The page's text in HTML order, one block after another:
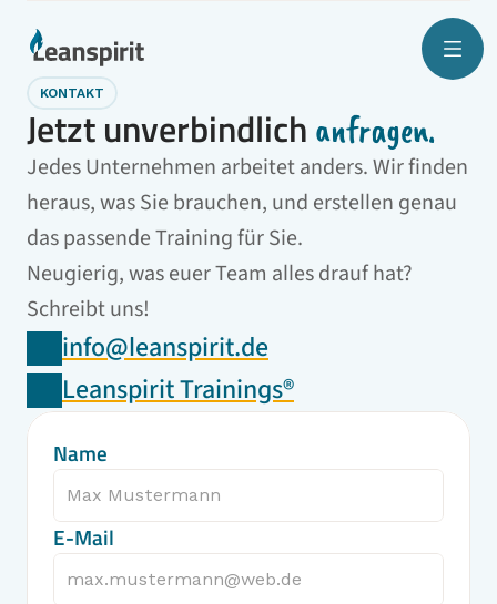
KONTAKT
Jetzt unverbindlich anfragen.
Jedes Unternehmen arbeitet anders. Wir finden
heraus, was Sie brauchen, und erstellen genau
das passende Training für Sie.
Neugierig, was euer Team alles drauf hat?
Schreibt uns!
info@leanspirit.de
Leanspirit Trainings®
Name
E-Mail